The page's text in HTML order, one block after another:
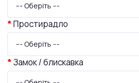
--- Оберіть ---
Простирадло
--- Оберіть ---
Замок / блискавка